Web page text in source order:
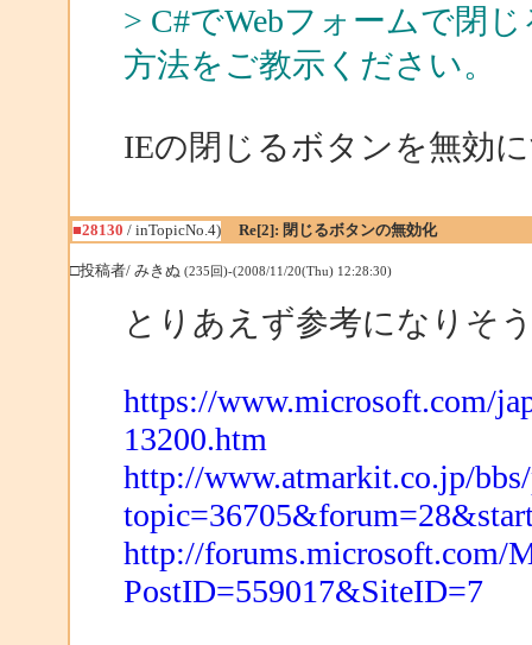
> C#でWebフォームで閉
方法をご教示ください。
IEの閉じるボタンを無効
■28130 / inTopicNo.4) Re[2]: 閉じるボタンの無効化
□投稿者/ みきぬ (235回)-(2008/11/20(Thu) 12:28:30)
とりあえず参考になりそ
https://www.microsoft.com/
13200.htm
http://www.atmarkit.co.jp/
http://forums.microsoft.com/
PostID=559017&SiteID=7